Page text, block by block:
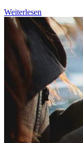
Weiterlesen